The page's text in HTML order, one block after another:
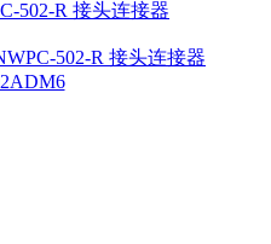
502-R 接头连接器